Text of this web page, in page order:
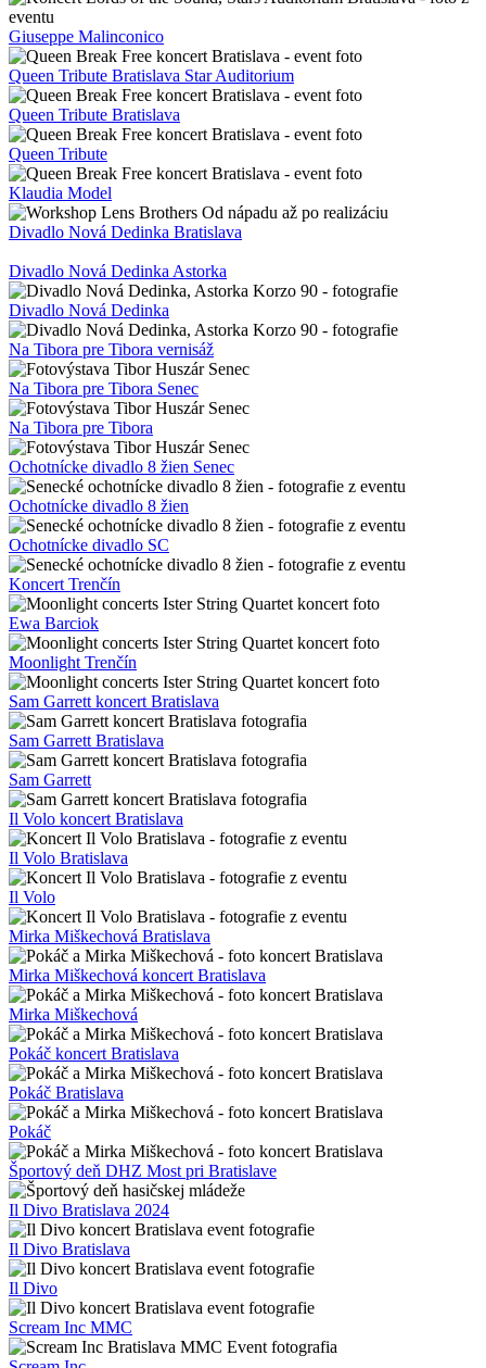
Giuseppe Malinconico
Queen Tribute Bratislava Star Auditorium
Queen Tribute Bratislava
Queen Tribute
Klaudia Model
Divadlo Nová Dedinka Bratislava
Divadlo Nová Dedinka Astorka
Divadlo Nová Dedinka
Na Tibora pre Tibora vernisáž
Na Tibora pre Tibora Senec
Na Tibora pre Tibora
Ochotnícke divadlo 8 žien Senec
Ochotnícke divadlo 8 žien
Ochotnícke divadlo SC
Koncert Trenčín
Ewa Barciok
Moonlight Trenčín
Sam Garrett koncert Bratislava
Sam Garrett Bratislava
Sam Garrett
Il Volo koncert Bratislava
Il Volo Bratislava
Il Volo
Mirka Miškechová Bratislava
Mirka Miškechová koncert Bratislava
Mirka Miškechová
Pokáč koncert Bratislava
Pokáč Bratislava
Pokáč
Športový deň DHZ Most pri Bratislave
Il Divo Bratislava 2024
Il Divo Bratislava
Il Divo
Scream Inc MMC